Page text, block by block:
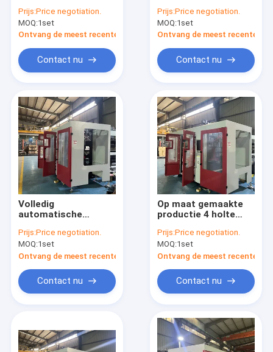
Medische Injectie het Vormen Machine
productieoplossingen
Prijs:Price negotiation.
MOQ:1set
Ontvang de meest recente Prijs
Contact nu
productie
Automatische
blaasgietmachine
Prijs:Price negotiation.
MOQ:1set
Ontvang de meest recente
Contact nu
Volledig
automatische
voor HDPE LDPE PP
PET-flessen
Prijs:Price negotiation.
MOQ:1set
Ontvang de meest recente Prijs
Contact nu
Op maat gemaakte
productie 4 holte
melkfles
Automatische
blaasgietmachine
Prijs:Price negotiation.
MOQ:1set
Ontvang de meest recente
Contact nu